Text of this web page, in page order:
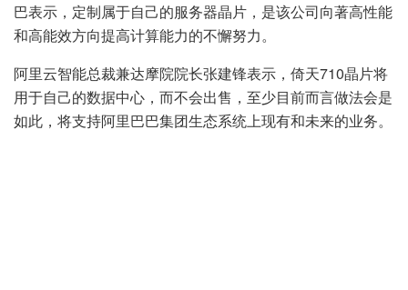
巴表示，定制属于自己的服务器晶片，是该公司向著高性能
和高能效方向提高计算能力的不懈努力。
阿里云智能总裁兼达摩院院长张建锋表示，倚天710晶片将
用于自己的数据中心，而不会出售，至少目前而言做法会是
如此，将支持阿里巴巴集团生态系统上现有和未来的业务。